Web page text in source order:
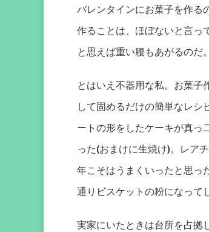
バレンタインにお菓子を作る
作ることは、ほぼないと言っ
と思えば重い腰もあがるのだ。
とはいえ不器用な私。お菓子
して固めるだけの簡単なレシ
ートの形をしたケーキが真っ
った(おまけに生焼け)。レア
年こそはうまくいったと思っ
通りビスケットの粉になって
実家にいたときは台所を占拠